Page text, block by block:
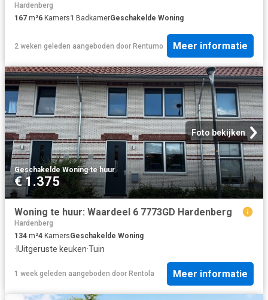
Hardenberg
167 m²6 Kamers1 BadkamerGeschakelde Woning
2 weken geleden aangeboden door Rentumo Meer informatie
Foto bekijken
Geschakelde Woning·te huur
€ 1.375
Woning te huur: Waardeel 6 7773GD Hardenberg
Hardenberg
134 m²4 KamersGeschakelde Woning
· IUitgeruste keuken·Tuin
1 week geleden aangeboden door Rentola Meer informatie